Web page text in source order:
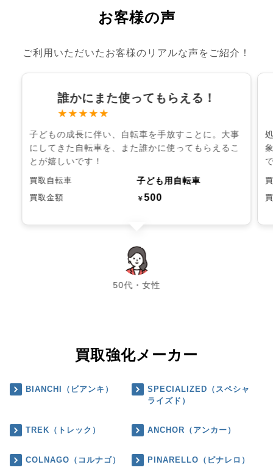
お客様の声
ご利用いただいたお客様のリアルな声をご紹介！
誰かにまた使ってもらえる！
★★★★★
子どもの成長に伴い、自転車を手放すことに。大事
にしてきた自転車を、また誰かに使ってもらえるこ
とが嬉しいです！
買取自転車 子ども用自転車
買取金額 ￥500
50代・女性
chevron_left chevron_right
買取強化メーカー
BIANCHI（ビアンキ）
SPECIALIZED（スペシャ
ライズド）
TREK（トレック） ANCHOR（アンカー）
COLNAGO（コルナゴ） PINARELLO（ピナレロ）